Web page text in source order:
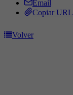
Email
Copiar URL
Volver